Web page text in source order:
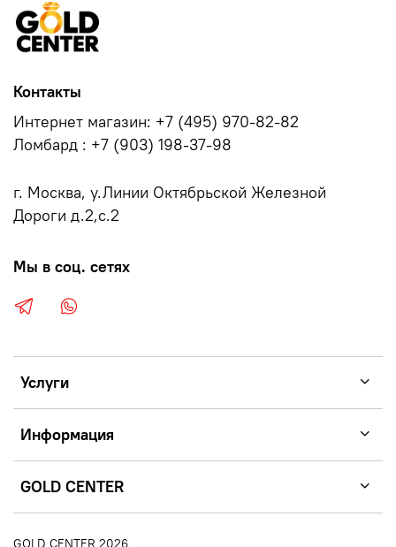
Услуги
Информация
GOLD CENTER
Контакты
Интернет магазин: +7 (495) 970-82-82
Ломбард : +7 (903) 198-37-98
г. Москва, у.Линии Октябрьской Железной
Дороги д.2,с.2
Мы в соц. сетях
GOLD CENTER 2026